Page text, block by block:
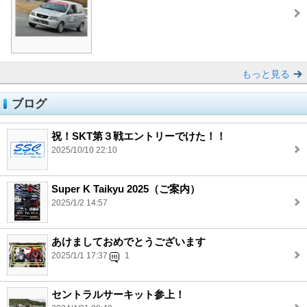
もっと見る
ブログ
祝！SKT第３戦エントリーでけた！！
2025/10/10 22:10
Super K Taikyu 2025（ご案内）
2025/1/2 14:57
あけましておめでとうございます
2025/1/1 17:37 1
セントラルサーキット参上！